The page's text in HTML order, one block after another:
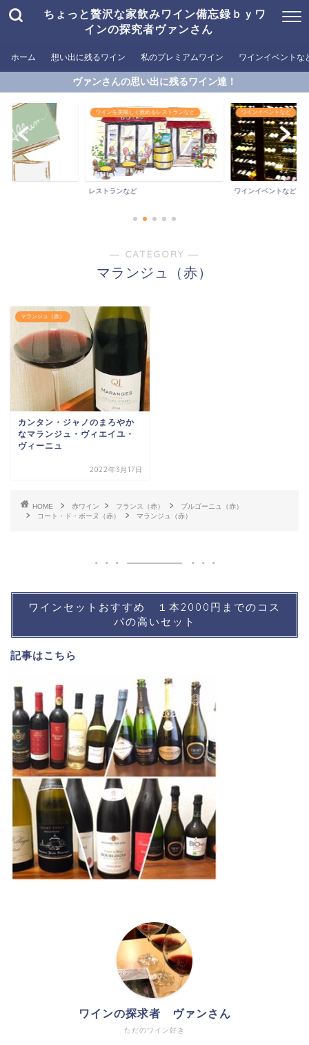
ちょっと贅沢な家飲みワイン備忘録ｂｙワ
インの探究者ヴァンさん
ホーム 想い出に残るワイン 私のプレミアムワイン ワインイベントな
ヴァンさんの思い出に残るワイン達！
ワインを美味しく飲めるレストランなど
レストランなど
ワインイベントなど
ワインイベントなど
― CATEGORY ―
マランジュ（赤）
マランジュ（赤）
カンタン・ジャノのまろやか
なマランジュ・ヴィエイユ・
ヴィーニュ
2022年3月17日
HOME 赤ワイン フランス（赤）
ブルゴーニュ（赤）
コート・ド・ボーヌ（赤）
マランジュ（赤）
ワインセットおすすめ １本2000円までのコス
パの高いセット
記事はこちら
ただのワイン好き
ワインの探求者 ヴァンさん